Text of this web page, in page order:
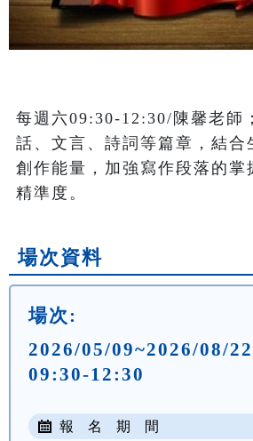
每週六09:30-12:30/陳馨老師
話、文言、詩詞等篇章，結合
創作能量，加強寫作段落的掌
精準度。
場次資料
場次:
2026/05/09~2026/08/
09:30-12:30
報 名 期 間